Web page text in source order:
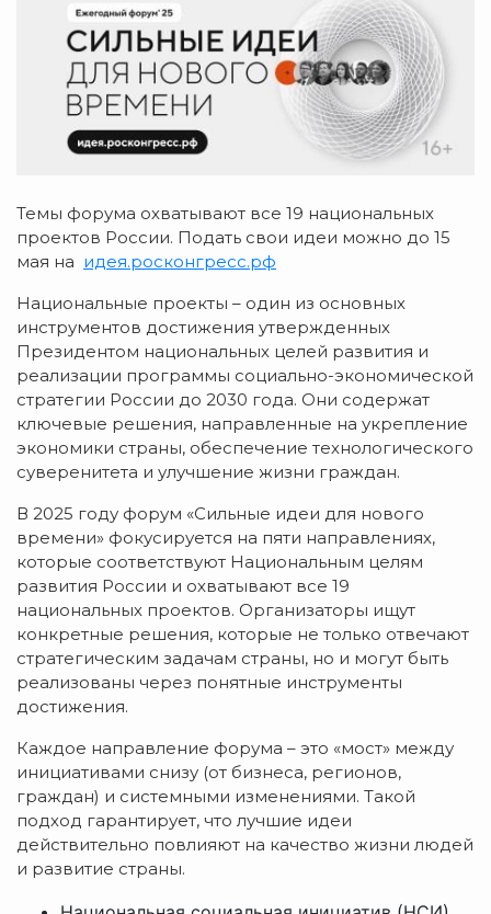
Темы форума охватывают все 19 национальных
проектов России. Подать свои идеи можно до 15
мая на идея.росконгресс.рф
Национальные проекты – один из основных
инструментов достижения утвержденных
Президентом национальных целей развития и
реализации программы социально-экономической
стратегии России до 2030 года. Они содержат
ключевые решения, направленные на укрепление
экономики страны, обеспечение технологического
суверенитета и улучшение жизни граждан.
В 2025 году форум «Сильные идеи для нового
времени» фокусируется на пяти направлениях,
которые соответствуют Национальным целям
развития России и охватывают все 19
национальных проектов. Организаторы ищут
конкретные решения, которые не только отвечают
стратегическим задачам страны, но и могут быть
реализованы через понятные инструменты
достижения.
Каждое направление форума – это «мост» между
инициативами снизу (от бизнеса, регионов,
граждан) и системными изменениями. Такой
подход гарантирует, что лучшие идеи
действительно повлияют на качество жизни людей
и развитие страны.